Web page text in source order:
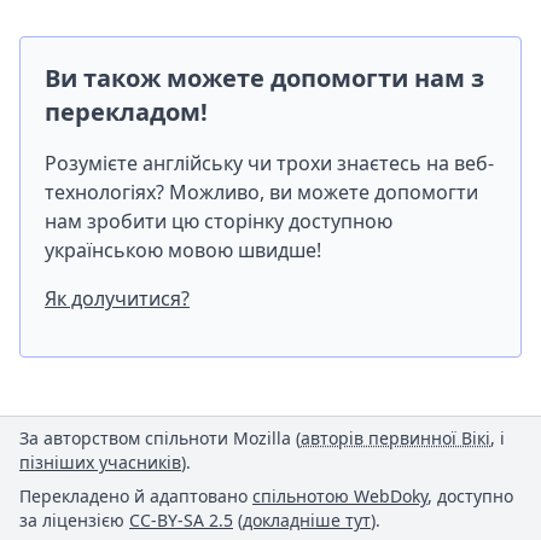
Ви також можете допомогти нам з
перекладом!
Розумієте англійську чи трохи знаєтесь на веб-
технологіях? Можливо, ви можете допомогти
нам зробити цю сторінку доступною
українською мовою швидше!
Як долучитися?
За авторством спільноти Mozilla (авторів первинної Вікі, і
пізніших учасників).
Перекладено й адаптовано спільнотою WebDoky, доступно
за ліцензією CC-BY-SA 2.5 (докладніше тут).